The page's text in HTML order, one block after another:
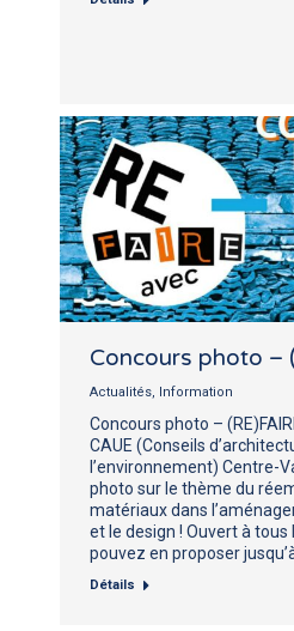
Concours photo –
Actualités Information
Concours photo –
CAUE (Conseils
l’environnement) Centre-
photo sur le thème du
matériaux dans
et le design ! Ouvert à
pouvez en proposer jusqu’à
Détails